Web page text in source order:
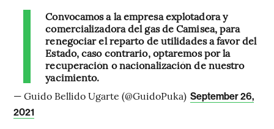
Convocamos a la empresa explotadora y
comercializadora del gas de Camisea, para
renegociar el reparto de utilidades a favor del
Estado, caso contrario, optaremos por la
recuperación o nacionalización de nuestro
yacimiento.
— Guido Bellido Ugarte (@GuidoPuka) September 26,
2021